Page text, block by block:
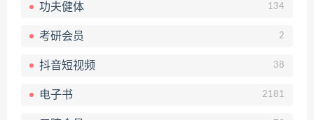
功夫健体 134
考研会员 2
抖音短视频 38
电子书 2181